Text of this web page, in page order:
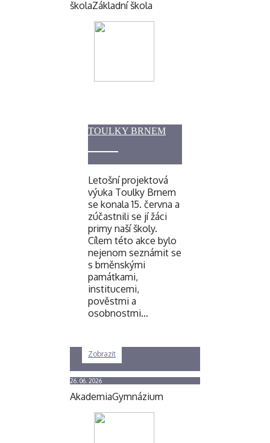
školaZákladní škola
TOULKY BRNEM
Letošní projektová
výuka Toulky Brnem
se konala 15. června a
zúčastnili se jí žáci
primy naší školy.
Cílem této akce bylo
nejenom seznámit se
s brněnskými
památkami,
institucemi,
pověstmi a
osobnostmi…
Zobrazit
26. 06. 2026
AkademiaGymnázium